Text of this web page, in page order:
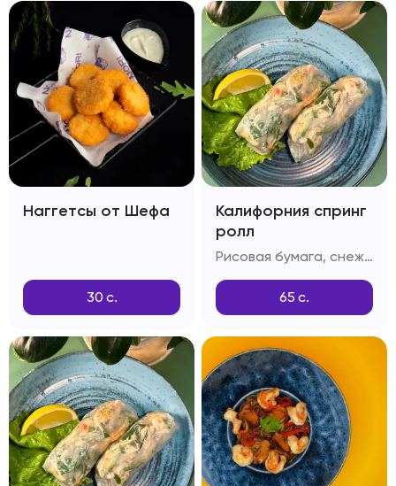
Наггетсы от Шефа
30 с.
Калифорния спринг
ролл
Рисовая бумага, снежный краб, огурец, тобико
65 с.